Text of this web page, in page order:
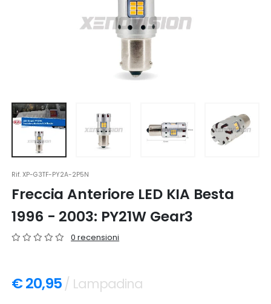
Rif.XP-G3TF-PY2A-2P5N
Freccia Anteriore LED KIA Besta
1996 - 2003: PY21W Gear3
0 recensioni
€ 20,95 / Lampadina